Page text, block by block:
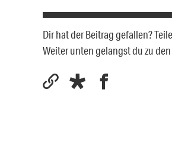
Dir hat der Beitrag gefallen?
Weiter unten gelangst du zu